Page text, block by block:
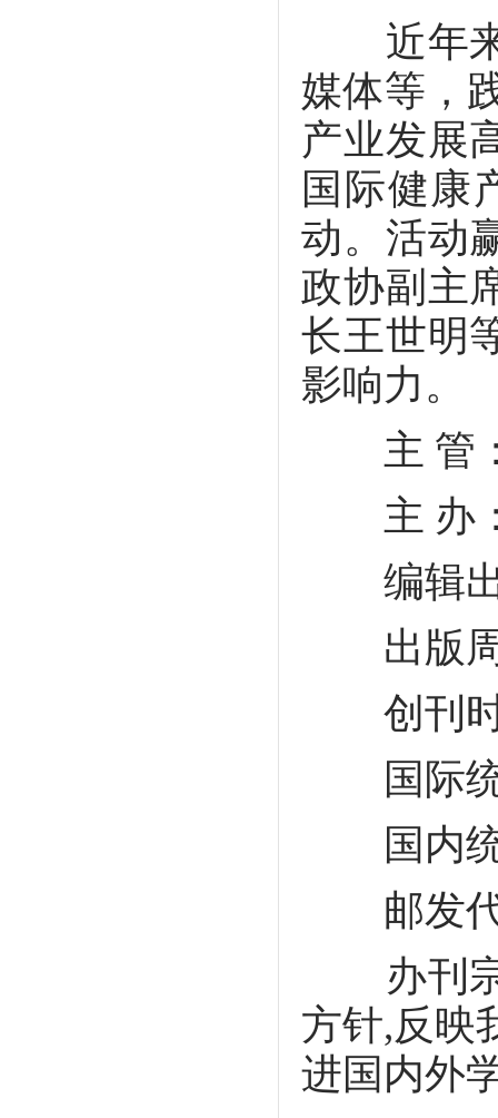
近年来
媒体等，
产业发展
国际健康
动。活动
政协副主
长王世明
影响力。
主 管：
主 办：
编辑出
出版周
创刊时
国际统
国内统
邮发代
办刊宗
方针,反映
进国内外